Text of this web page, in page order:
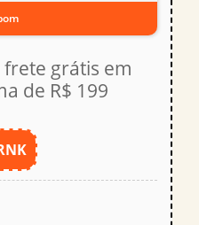
grátis em
de R$ 199